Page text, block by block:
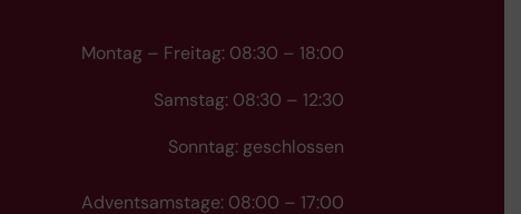
Montag – Freitag: 08:30 – 18:00
Samstag: 08:30 – 12:30
Sonntag: geschlossen
Adventsamstage: 08:00 – 17:00